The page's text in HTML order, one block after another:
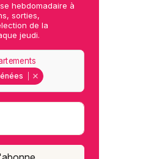
hebdomadaire à
sorties,
de la
jeudi.